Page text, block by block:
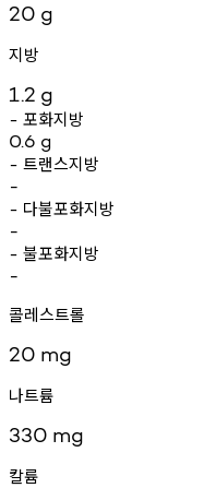
20 g
지방
1.2 g
- 포화지방
0.6 g
- 트랜스지방
-
- 다불포화지방
-
- 불포화지방
-
콜레스트롤
20 mg
나트륨
330 mg
칼륨